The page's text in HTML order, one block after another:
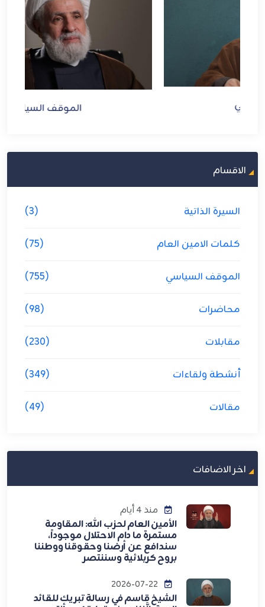
الاقسام
السيرة الذاتية (3)
كلمات الامين العام (75)
الموقف السياسي (755)
محاضرات (98)
مقابلات (230)
أنشطة ولقاءات (349)
مقالات (49)
اخر الاضافات
منذ 4 أيام
الأمين العام لحزب الله: المقاومة
مستمرة ما دام الاحتلال موجوداً،
سندافع عن أرضنا وحقوقنا ووطننا
بروح كربلائية وسننتصر
الشيخ قاسم في رسالة تبريك للقائد